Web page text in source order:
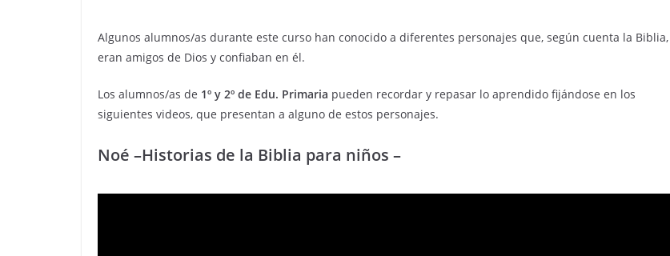
Algunos alumnos/as durante este curso han conocido a diferentes personajes que, según cuenta la Biblia,
eran amigos de Dios y confiaban en él.
Los alumnos/as de 1º y 2º de Edu. Primaria pueden recordar y repasar lo aprendido fijándose en los
siguientes videos, que presentan a alguno de estos personajes.
Noé –Historias de la Biblia para niños –